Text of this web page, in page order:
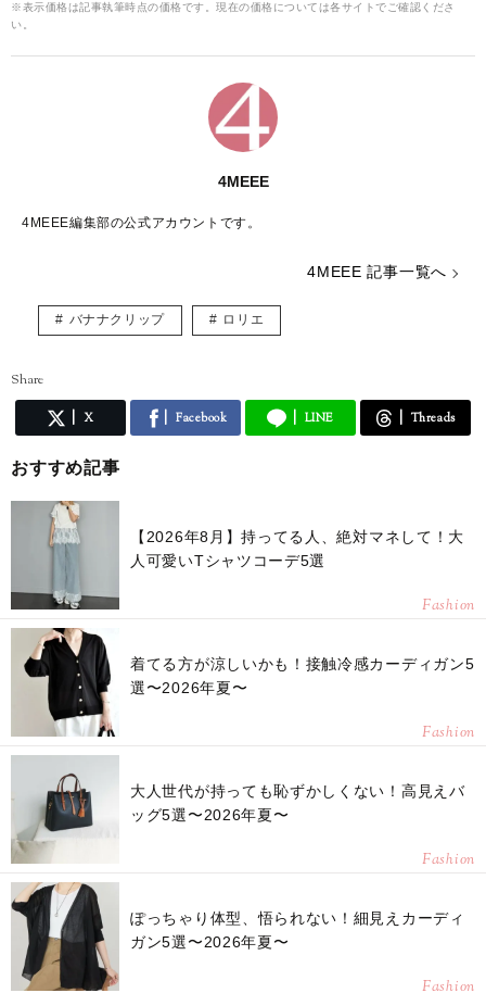
※表示価格は記事執筆時点の価格です。現在の価格については各サイトでご確認くださ
い。
4MEEE
4MEEE編集部の公式アカウントです。
4MEEE 記事一覧へ
バナナクリップ ロリエ
Share
X Facebook LINE Threads
おすすめ記事
【2026年8月】持ってる人、絶対マネして！大
人可愛いTシャツコーデ5選
Fashion
着てる方が涼しいかも！接触冷感カーディガン5
選〜2026年夏〜
Fashion
大人世代が持っても恥ずかしくない！高見えバ
ッグ5選〜2026年夏〜
Fashion
ぽっちゃり体型、悟られない！細見えカーディ
ガン5選〜2026年夏〜
Fashion